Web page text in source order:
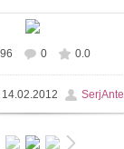
реальном размере
/ 228.8Kb
0 0.0
SerjAnte